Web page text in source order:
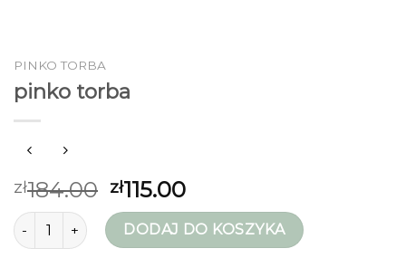
PINKO TORBA
pinko torba
zł184.00 zł115.00
ilość pinko torba DODAJ DO KOSZYKA